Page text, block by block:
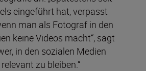
eingeführt hat, verpasst
man als Fotograf in den
keine Videos macht“, sagt
in den sozialen Medien
zu bleiben.“